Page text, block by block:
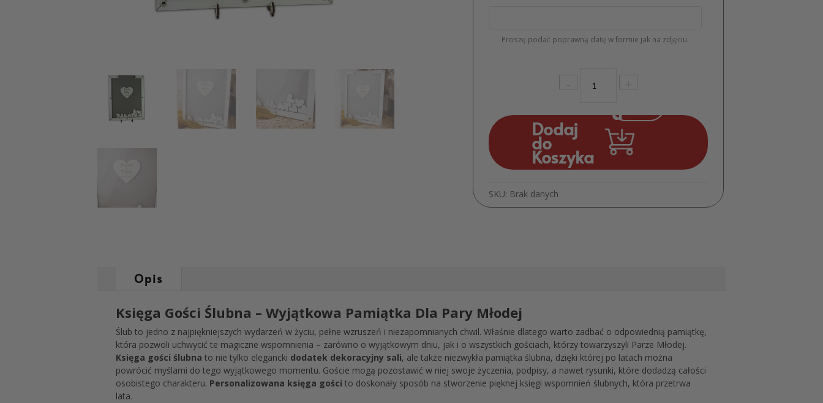
Proszę podać poprawną datę w formie jak na zdjęciu.
-
Księga
pleksi
Ślubna
Personalizowana
+
Dodaj
do
Koszyka
SKU: Brak danych
Opis
Księga Gości Ślubna – Wyjątkowa Pamiątka Dla Pary Młodej
Ślub to jedno z najpiękniejszych wydarzeń w życiu, pełne wzruszeń i niezapomnianych chwil. Właśnie dlatego warto zadbać o odpowiednią pamiątkę,
która pozwoli uchwycić te magiczne wspomnienia – zarówno o wyjątkowym dniu, jak i o wszystkich gościach, którzy towarzyszyli Parze Młodej.
Księga gości ślubna to nie tylko elegancki dodatek dekoracyjny sali, ale także niezwykła pamiątka ślubna, dzięki której po latach można
powrócić myślami do tego wyjątkowego momentu. Goście mogą pozostawić w niej swoje życzenia, podpisy, a nawet rysunki, które dodadzą całości
osobistego charakteru. Personalizowana księga gości to doskonały sposób na stworzenie pięknej księgi wspomnień ślubnych, która przetrwa
lata.